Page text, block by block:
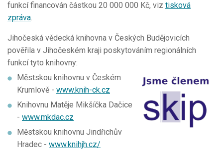
funkcí financován částkou 20 000 000 Kč, viz tisková
zpráva.
Jihočeská vědecká knihovna v Českých Budějovicích
pověřila v Jihočeském kraji poskytováním regionálních
funkcí tyto knihovny:
Městskou knihovnu v Českém
Krumlově - www.knih-ck.cz
Knihovnu Matěje Mikšíčka Dačice
- www.mkdac.cz
Městskou knihovnu Jindřichův
Hradec - www.knihjh.cz/